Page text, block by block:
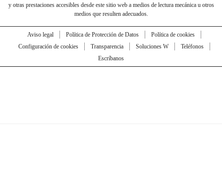
y otras prestaciones accesibles desde este sitio web a medios de lectura mecánica u otros
medios que resulten adecuados.
Aviso legal Política de Protección de Datos
Política de cookies
Configuración de cookies
Transparencia Soluciones W
Teléfonos
Escríbanos